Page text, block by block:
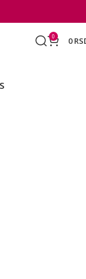
0 0